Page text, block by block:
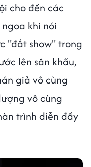
cho đến các
khi nói
"đắt show" trong
lên sân khấu,
giả vô cùng
vô cùng
trình diễn đầy